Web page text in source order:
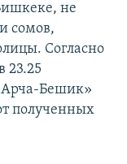
не
сомов,
Согласно
23.25
Бешик»
полученных